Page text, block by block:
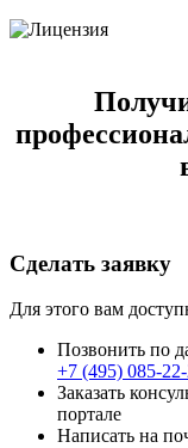
Сделать заявку
Для этого вам
Позвонить по
+7 (495) 085-
Заказать
портале
Написать на